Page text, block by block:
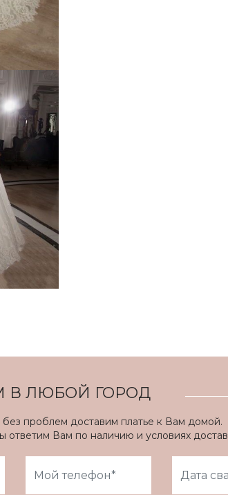
В ЛЮБОЙ ГОРОД
проблем доставим платье к Вам домой.
ответим Вам по наличию и условиях